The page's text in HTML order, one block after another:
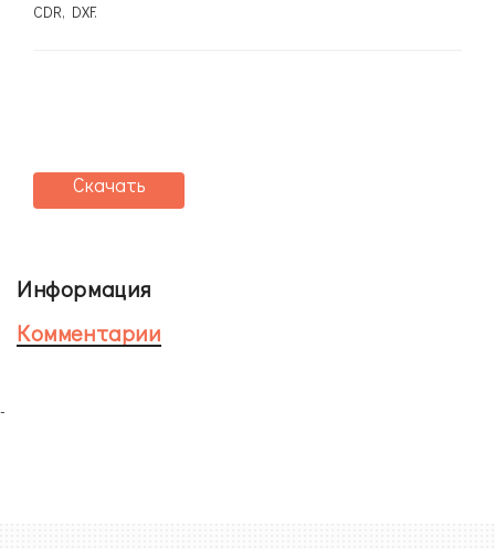
CDR, DXF.
Скачать
Информация
Комментарии
-